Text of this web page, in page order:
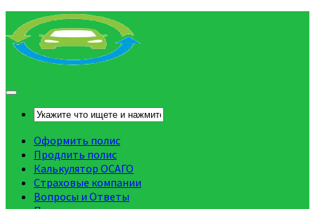
Оформить полис
Продлить полис
Калькулятор ОСАГО
Страховые компании
Вопросы и Ответы